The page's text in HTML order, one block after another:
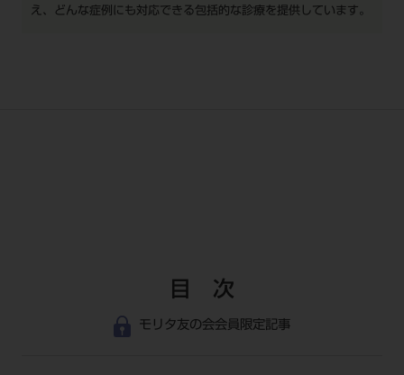
え、どんな症例にも対応できる包括的な診療を提供しています。
目 次
モリタ友の会会員限定記事